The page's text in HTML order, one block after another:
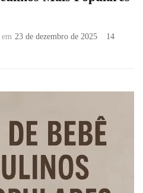
em 23 de dezembro de 2025
14